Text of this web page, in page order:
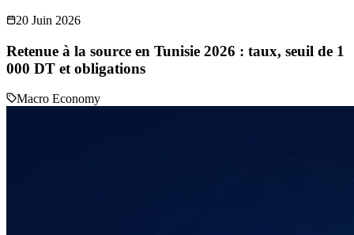
20 Juin 2026
Retenue à la source en Tunisie 2026 : taux, seuil de 1
000 DT et obligations
Macro Economy